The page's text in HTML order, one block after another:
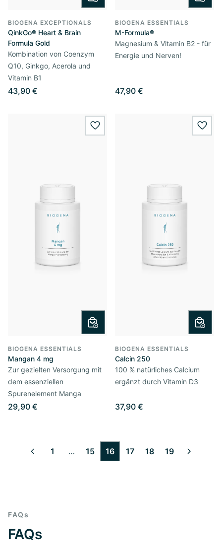
BIOGENA EXCEPTIONALS
QinkGo® Heart & Brain
Formula Gold
Kombination von Coenzym
Q10, Ginkgo, Acerola und
Vitamin B1
43,90 €
BIOGENA ESSENTIALS
M-Formula®
Magnesium & Vitamin B2 - für
Energie und Nerven!
47,90 €
wishlist.add
BIOGENA ESSENTIALS
Mangan 4 mg
Zur gezielten Versorgung mit
dem essenziellen
Spurenelement Manga
29,90 €
BIOGENA ESSENTIALS
Calcin 250
100 % natürliches Calcium
ergänzt durch Vitamin D3
37,90 €
1 …
2
3
4
5
6
7
8
9
10
11
12
13
14
15 16 17 18 19
FAQs
FAQs